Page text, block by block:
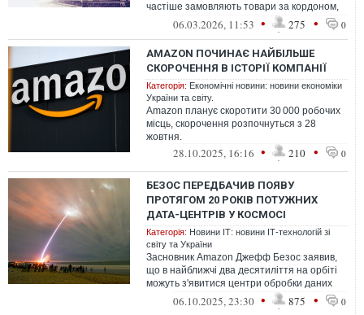
частіше замовляють товари за кордоном,
адже це дає доступ до значно ширшого
06.03.2026, 11:53 • 275 • 0
AMAZON ПОЧИНАЄ НАЙБІЛЬШЕ
СКОРОЧЕННЯ В ІСТОРІЇ КОМПАНІЇ
Категорія: Економічні новини: новини економіки
України та світу.
Amazon планує скоротити 30 000 робочих
місць, скорочення розпочнуться з 28
жовтня.
28.10.2025, 16:16 • 210 • 0
БЕЗОС ПЕРЕДБАЧИВ ПОЯВУ
ПРОТЯГОМ 20 РОКІВ ПОТУЖНИХ
ДАТА-ЦЕНТРІВ У КОСМОСІ
Категорія: Новини ІТ: новини ІТ-технологій зі
світу та України
Засновник Amazon Джефф Безос заявив,
що в найближчі два десятиліття на орбіті
можуть з'явитися центри обробки даних
потужністю в гігавати. Такі об'єкт...
06.10.2025, 23:30 • 875 • 0